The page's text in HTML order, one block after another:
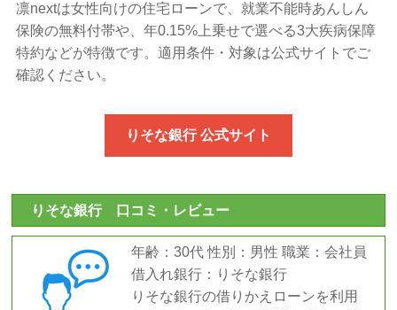
凛nextは女性向けの住宅ローンで、就業不能時あんしん
保険の無料付帯や、年0.15%上乗せで選べる3大疾病保障
特約などが特徴です。適用条件・対象は公式サイトでご
確認ください。
りそな銀行 公式サイト
りそな銀行 口コミ・レビュー
年齢：30代 性別：男性 職業：会社員
借入れ銀行：りそな銀行
りそな銀行の借りかえローンを利用